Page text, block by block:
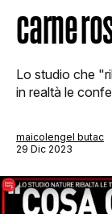
CRONACA
SCIENZA E
SALUTE E
carne
Lo studio che
in realtà le
maicolengel butac
29 Dic 2023